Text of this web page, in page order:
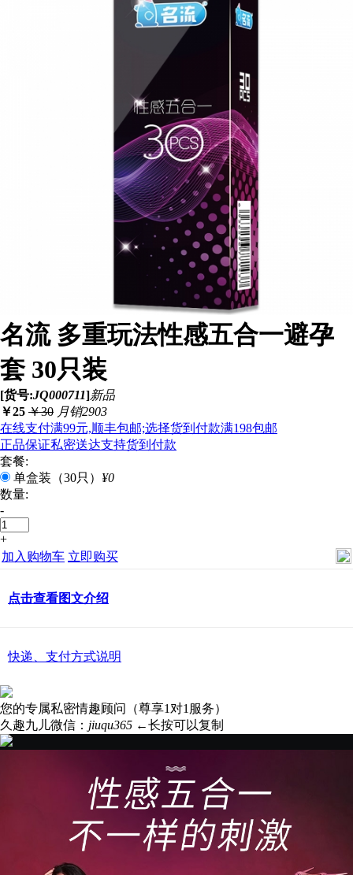
名流 多重玩法性感五合一避孕
套 30只装
[货号:JQ000711]新品
￥25 ￥30 月销2903
在线支付满99元,顺丰包邮;选择货到付款满198包邮
正品保证私密送达支持货到付款
套餐:
单盒装（30只） ¥0
数量:
-
+
加入购物车 立即购买
点击查看图文介绍
快递、支付方式说明
您的专属私密情趣顾问（尊享1对1服务）
久趣九儿微信： jiuqu365 ←长按可以复制